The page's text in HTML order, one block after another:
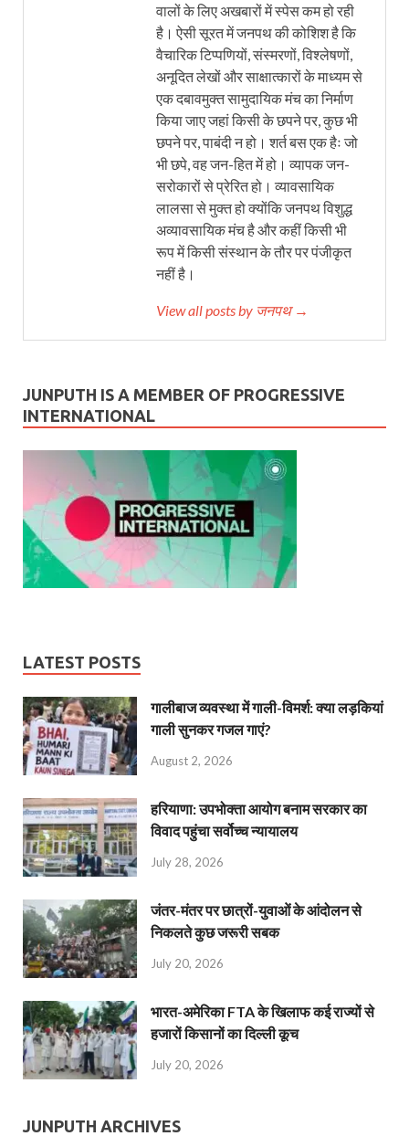
वालों के लिए अखबारों में स्पेस कम हो रही
है। ऐसी सूरत में जनपथ की कोशिश है कि
वैचारिक टिप्पणियों, संस्मरणों, विश्लेषणों,
अनूदित लेखों और साक्षात्कारों के माध्यम से
एक दबावमुक्त सामुदायिक मंच का निर्माण
किया जाए जहां किसी के छपने पर, कुछ भी
छपने पर, पाबंदी न हो। शर्त बस एक हैः जो
भी छपे, वह जन-हित में हो। व्यापक जन-
सरोकारों से प्रेरित हो। व्यावसायिक
लालसा से मुक्त हो क्योंकि जनपथ विशुद्ध
अव्यावसायिक मंच है और कहीं किसी भी
रूप में किसी संस्थान के तौर पर पंजीकृत
नहीं है।
View all posts by जनपथ →
JUNPUTH IS A MEMBER OF PROGRESSIVE
INTERNATIONAL
LATEST POSTS
गालीबाज व्‍यवस्‍था में गाली-विमर्श: क्या लड़कियां
गाली सुनकर गजल गाएं?
August 2, 2026
हरियाणा: उपभोक्ता आयोग बनाम सरकार का
विवाद पहुंचा सर्वोच्च न्यायालय
July 28, 2026
जंतर-मंतर पर छात्रों-युवाओं के आंदोलन से
निकलते कुछ जरूरी सबक
July 20, 2026
भारत-अमेरिका FTA के खिलाफ कई राज्यों से
हजारों किसानों का दिल्ली कूच
July 20, 2026
JUNPUTH ARCHIVES